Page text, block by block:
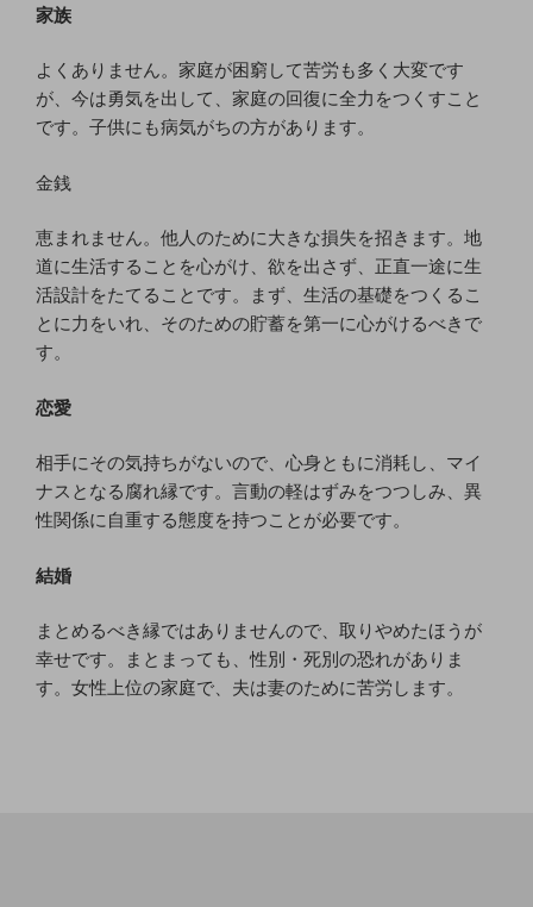
家族
よくありません。家庭が困窮して苦労も多く大変です
が、今は勇気を出して、家庭の回復に全力をつくすこと
です。子供にも病気がちの方があります。
金銭
恵まれません。他人のために大きな損失を招きます。地
道に生活することを心がけ、欲を出さず、正直一途に生
活設計をたてることです。まず、生活の基礎をつくるこ
とに力をいれ、そのための貯蓄を第一に心がけるべきで
す。
恋愛
相手にその気持ちがないので、心身ともに消耗し、マイ
ナスとなる腐れ縁です。言動の軽はずみをつつしみ、異
性関係に自重する態度を持つことが必要です。
結婚
まとめるべき縁ではありませんので、取りやめたほうが
幸せです。まとまっても、性別・死別の恐れがありま
す。女性上位の家庭で、夫は妻のために苦労します。